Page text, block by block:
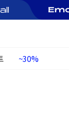
여름정기행사